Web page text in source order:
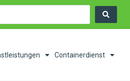
Containerdienst